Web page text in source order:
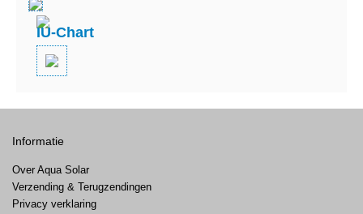
IU-Chart
Informatie
Over Aqua Solar
Verzending & Terugzendingen
Privacy verklaring